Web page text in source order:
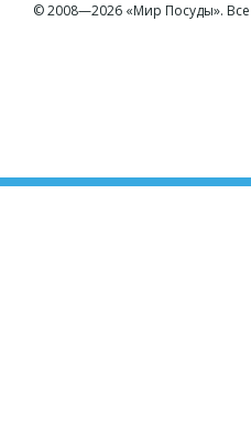
© 2008—2026 «Мир Посуды».